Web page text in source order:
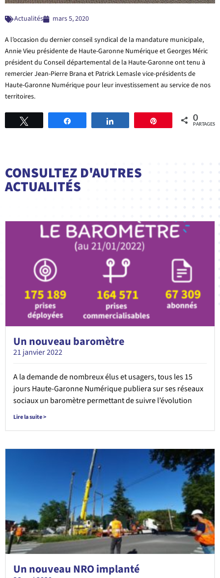
Actualités mars 5, 2020
A l’occasion du dernier conseil syndical de la mandature municipale,
Annie Vieu présidente de Haute-Garonne Numérique et Georges Méric
président du Conseil départemental de la Haute-Garonne ont tenu à
remercierJean-Pierre Brana et Patrick Lemasle vice-présidents de
Haute-Garonne Numérique pour leur investissement au service de nos
territoires.
Épingle 0
PARTAGES
CONSULTEZ D'AUTRES
ACTUALITÉS
Un nouveau baromètre
21 janvier 2022
A la demande de nombreux élus et usagers, tous les 15
jours Haute-Garonne Numérique publiera sur ses réseaux
sociaux un baromètre permettant de suivre l’évolution
Lire la suite >
Un nouveau NRO implanté